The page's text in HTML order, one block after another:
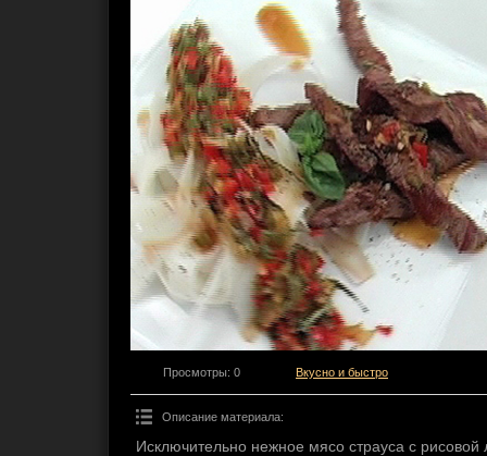
Просмотры: 0 Вкусно и быстро
Описание материала:
Исключительно нежное мясо страуса с